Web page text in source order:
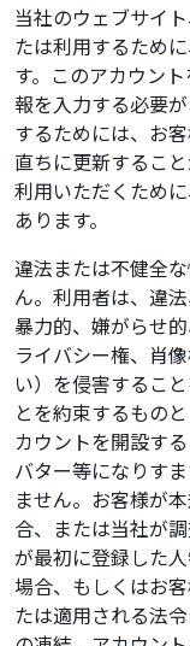
当社のウェブサイ
たは利用するため
す。このアカウン
報を入力する必要
するためには、お
直ちに更新するこ
利用いただくため
あります。
違法または不健全
ん。利用者は、違
暴力的、嫌がらせ
ライバシー権、肖
い）を侵害するこ
とを約束するもの
カウントを開設す
バター等になりす
ません。お客様が
合、または当社が
が最初に登録した
場合、もしくはお
たは適用される法